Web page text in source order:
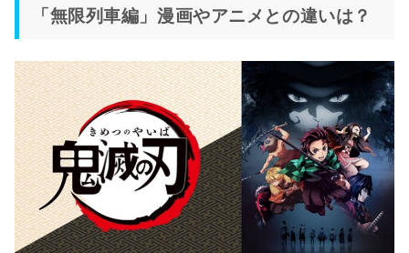
「無限列車編」漫画やアニメとの違いは？